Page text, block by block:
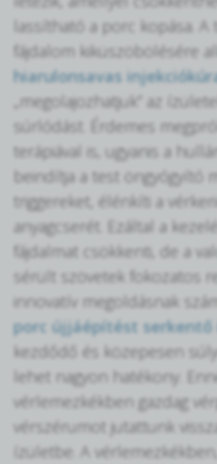
lassítható a porc kopása. A
fájdalom kiküszöbölésére
hiarulonsavas
„megolajozhatjuk” az
súrlódást. Érdemes
terápiával is, ugyanis a
beindítja a test öngyógyító
triggereket, élénkíti a
anyagcserét. Ezáltal a
fájdalmat csökkenti, de a
sérült szövetek fokozatos
innovatív megoldásnak
porc újjáépítést serkentő
kezdődő és közepesen
lehet nagyon hatékony.
vérlemezkékben gazdag
vérszérumot jutattunk
ízületbe. A